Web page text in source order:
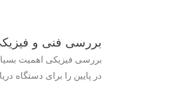
بررسی فنی و
بررسی فیزیکی اهمیت
در پایین را برای دستگاه